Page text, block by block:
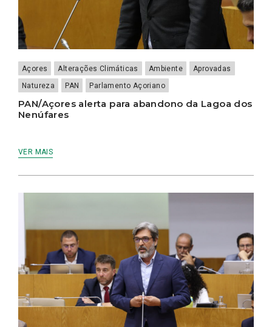
Açores Alterações Climáticas Ambiente
Aprovadas
Natureza
PAN Parlamento Açoriano
PAN/Açores alerta para abandono da Lagoa dos
Nenúfares
VER MAIS